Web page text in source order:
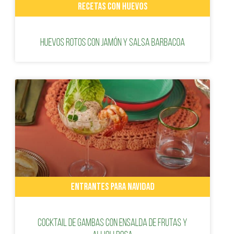
RECETAS CON HUEVOS
Huevos rotos con jamón y salsa barbacoa
ENTRANTES PARA NAVIDAD
Cocktail de gambas con ensalda de frutas y